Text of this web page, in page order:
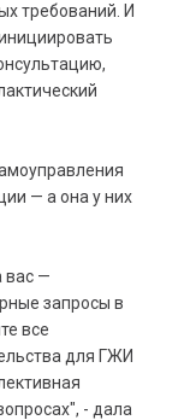
требований. И
— а она у них
вас —
запросы в
все
для ГЖИ
- дала